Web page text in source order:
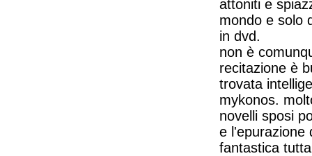
attoniti e
mondo e solo
in dvd.
non è
recitazione è
trovata
mykonos.
novelli sposi
e l'epurazione
fantastica